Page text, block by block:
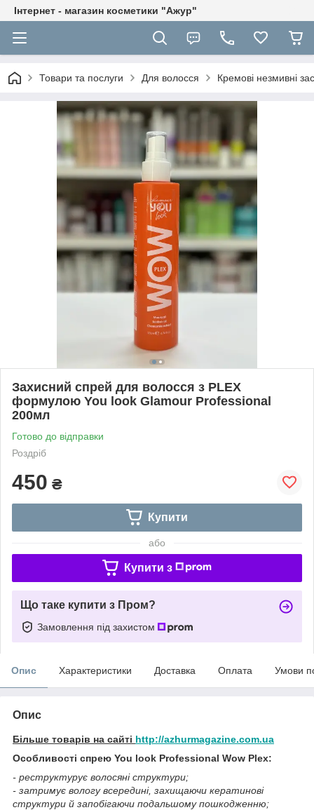
Інтернет - магазин косметики "Ажур"
Товари та послуги Для волосся Кремові незмивні
Захисний спрей для волосся з PLEX
формулою You look Glamour Professional
200мл
Готово до відправки
Роздріб
450 ₴
Купити
або
Купити з
Що таке купити з Пром?
Замовлення під захистом
Опис Характеристики Доставка Оплата Умови
Опис
Більше товарів на сайті http://azhurmagazine.com.ua
Особливості спрею You look Professional Wow Plex:
- реструктурує волосяні структури;
- затримує вологу всередині, захищаючи кератинові
структури й запобігаючи подальшому пошкодженню;